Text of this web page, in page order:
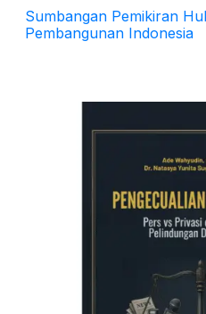
Sumbangan Pemikiran
Pembangunan Indonesia